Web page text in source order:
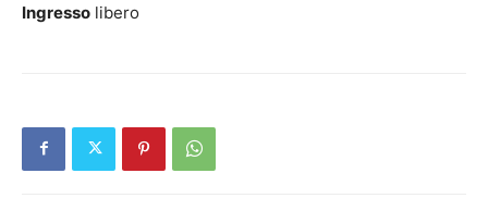
Ingresso libero